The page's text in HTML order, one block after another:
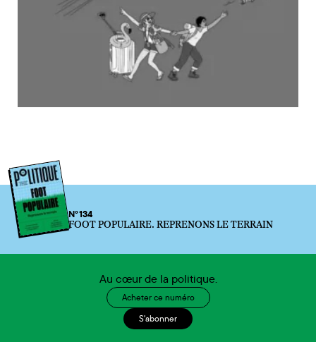
N°134
FOOT POPULAIRE. REPRENONS LE TERRAIN
Au cœur de la politique.
Acheter ce numéro
S'abonner